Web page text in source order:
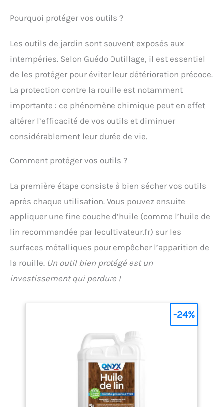
Pourquoi protéger vos outils ?
Les outils de jardin sont souvent exposés aux
intempéries. Selon Guédo Outillage, il est essentiel
de les protéger pour éviter leur détérioration précoce.
La protection contre la rouille est notamment
importante : ce phénomène chimique peut en effet
altérer l’efficacité de vos outils et diminuer
considérablement leur durée de vie.
Comment protéger vos outils ?
La première étape consiste à bien sécher vos outils
après chaque utilisation. Vous pouvez ensuite
appliquer une fine couche d’huile (comme l’huile de
lin recommandée par lecultivateur.fr) sur les
surfaces métalliques pour empêcher l’apparition de
la rouille. Un outil bien protégé est un
investissement qui perdure !
-24%